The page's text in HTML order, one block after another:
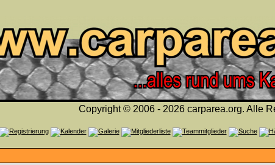
Copyright © 2006 - 2026 carparea.org. Alle